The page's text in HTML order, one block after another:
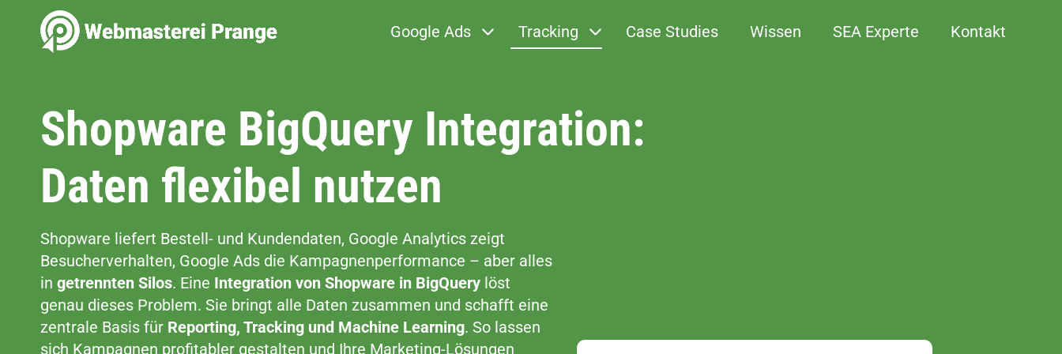
springen
Google Ads Tracking Case Studies Wissen SEA Experte Kontakt
Shopware BigQuery Integration:
Daten flexibel nutzen
Shopware liefert Bestell- und Kundendaten, Google Analytics zeigt
Besucherverhalten, Google Ads die Kampagnenperformance – aber alles
in getrennten Silos. Eine Integration von Shopware in BigQuery löst
genau dieses Problem. Sie bringt alle Daten zusammen und schafft eine
zentrale Basis für Reporting, Tracking und Machine Learning. So lassen
sich Kampagnen profitabler gestalten und Ihre Marketing-Lösungen